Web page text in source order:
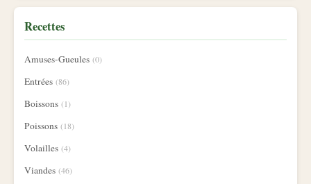
Recettes
Amuses-Gueules (0)
Entrées (86)
Boissons (1)
Poissons (18)
Volailles (4)
Viandes (46)